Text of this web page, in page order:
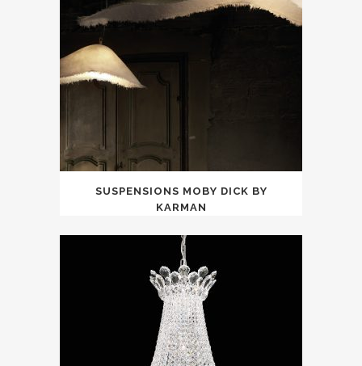
SUSPENSIONS MOBY DICK BY
KARMAN